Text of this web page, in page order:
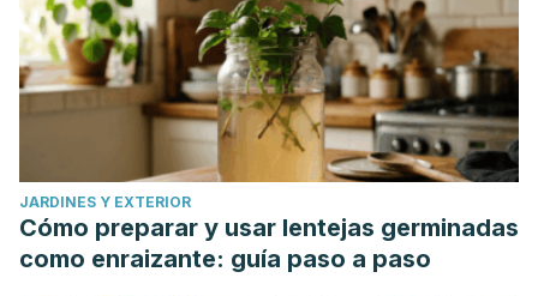
JARDINES Y EXTERIOR
Cómo preparar y usar lentejas germinadas
como enraizante: guía paso a paso